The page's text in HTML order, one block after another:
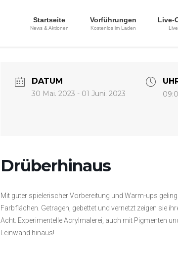
Startseite
News & Aktionen
Vorführungen
Kostenlos im Laden
Live-
DATUM
30 Mai. 2023 - 01 Juni. 2023
Drüberhinaus
Mit guter spielerischer Vorbereitung und Warm-ups
Farbflächen. Getragen, gebettet und vernetzt zeigen sie
Acht. Experimentelle Acrylmalerei, auch mit Pigmenten
Leinwand hinaus!